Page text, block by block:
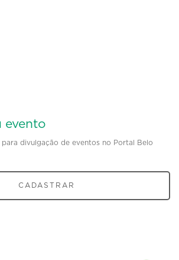
evento
para divulgação de eventos no Portal Belo
CADASTRAR